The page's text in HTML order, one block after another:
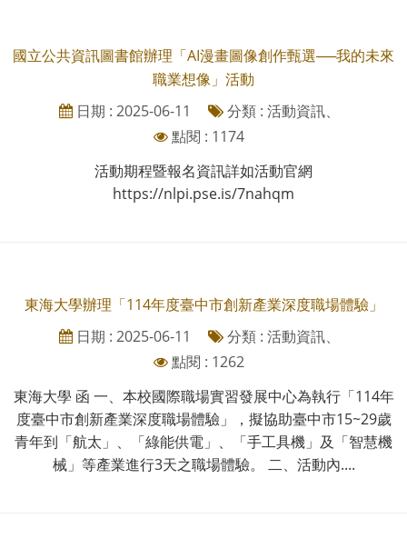
國立公共資訊圖書館辦理「AI漫畫圖像創作甄選──我的未來
職業想像」活動
日期 : 2025-06-11
分類 : 活動資訊、
點閱 : 1174
活動期程暨報名資訊詳如活動官網
https://nlpi.pse.is/7nahqm
東海大學辦理「114年度臺中市創新產業深度職場體驗」
日期 : 2025-06-11
分類 : 活動資訊、
點閱 : 1262
東海大學 函 一、本校國際職場實習發展中心為執行「114年
度臺中市創新產業深度職場體驗」，擬協助臺中市15~29歲
青年到「航太」、「綠能供電」、「手工具機」及「智慧機
械」等產業進行3天之職場體驗。 二、活動內....